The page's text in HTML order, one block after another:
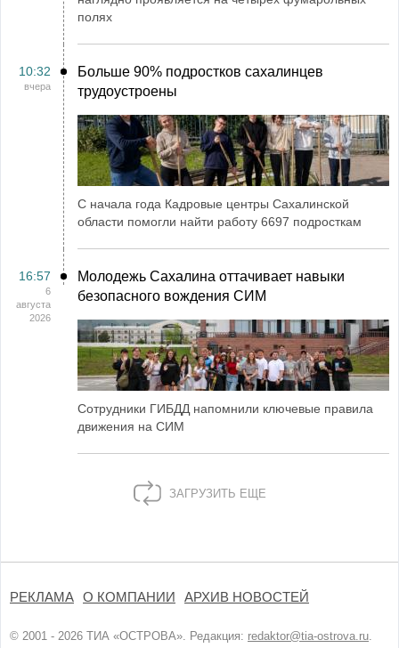
полях
10:32
вчера
Больше 90% подростков сахалинцев
трудоустроены
С начала года Кадровые центры Сахалинской
области помогли найти работу 6697 подросткам
16:57
6
августа
2026
Молодежь Сахалина оттачивает навыки
безопасного вождения СИМ
Сотрудники ГИБДД напомнили ключевые правила
движения на СИМ
ЗАГРУЗИТЬ ЕЩЕ
РЕКЛАМА О КОМПАНИИ АРХИВ НОВОСТЕЙ
© 2001 - 2026 ТИА «ОСТРОВА». Редакция: redaktor@tia-ostrova.ru.